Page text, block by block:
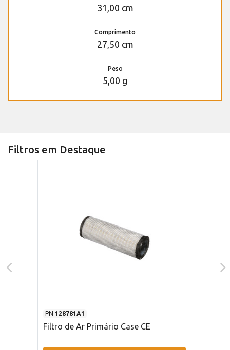
31,00 cm
Comprimento
27,50 cm
Peso
5,00 g
Filtros em Destaque
PN 128781A1
Filtro de Ar Primário Case CE